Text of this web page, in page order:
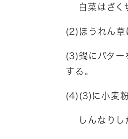
白菜はざく
(2)ほうれん草
(3)鍋にバター
する。
(4)(3)に小麦
しんなりし